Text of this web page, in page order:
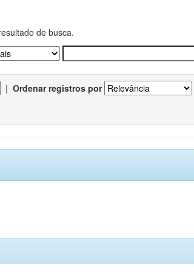
de busca.
| Ordenar registros por